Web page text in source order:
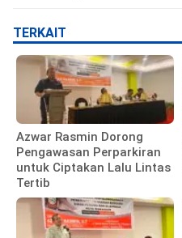
TERKAIT
Azwar Rasmin Dorong
Pengawasan Perparkiran
untuk Ciptakan Lalu Lintas
Tertib